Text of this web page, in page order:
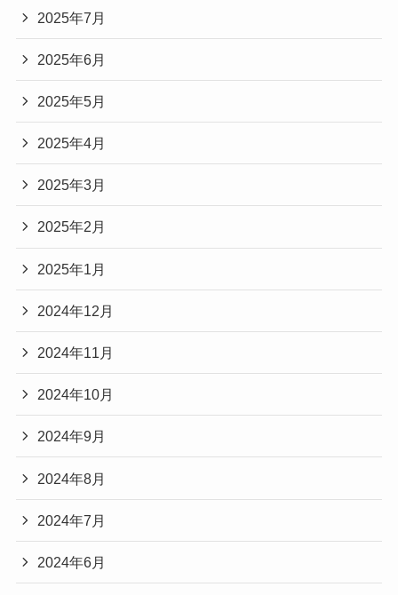
2025年7月
2025年6月
2025年5月
2025年4月
2025年3月
2025年2月
2025年1月
2024年12月
2024年11月
2024年10月
2024年9月
2024年8月
2024年7月
2024年6月